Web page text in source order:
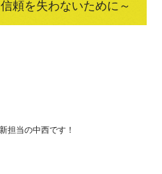
頼を失わないために～
担当の中西です！